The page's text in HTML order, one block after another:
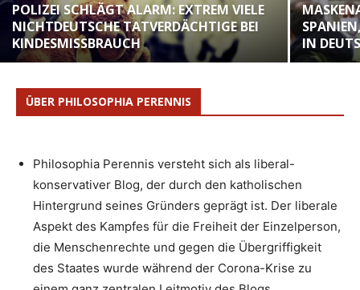
POLIZEI SCHLÄGT ALARM: EXTREM VIELE
NICHTDEUTSCHE TATVERDÄCHTIGE BEI
KINDESMISSBRAUCH
IN
ÜBER PHILOSOPHIA PERENNIS
Philosophia Perennis versteht sich als liberal-
konservativer Blog, der durch den katholischen
Hintergrund seines Gründers geprägt ist. Der liberale
Aspekt des Kampfes für die Freiheit der Einzelperson,
die Menschenrechte und gegen die Übergriffigkeit
des Staates wurde während der Corona-Krise zu